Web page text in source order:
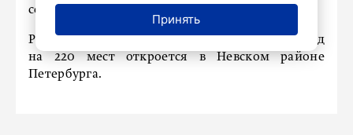
со сплошным остеклением.
Ранее мы писали о том, что новый
детский сад
на 220 мест откроется в Невском районе
Петербурга.
Принять